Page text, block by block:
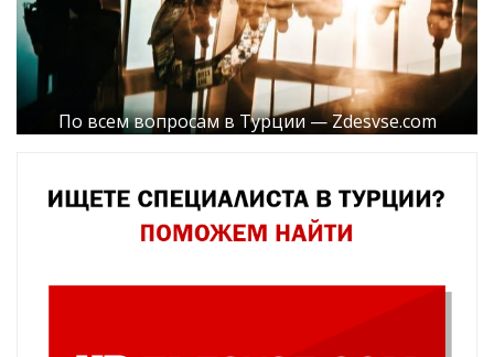
По всем вопросам в Турции — Zdesvse.com